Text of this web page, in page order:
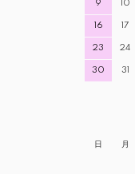
9 10
16 17
23 24
30 31
日 月